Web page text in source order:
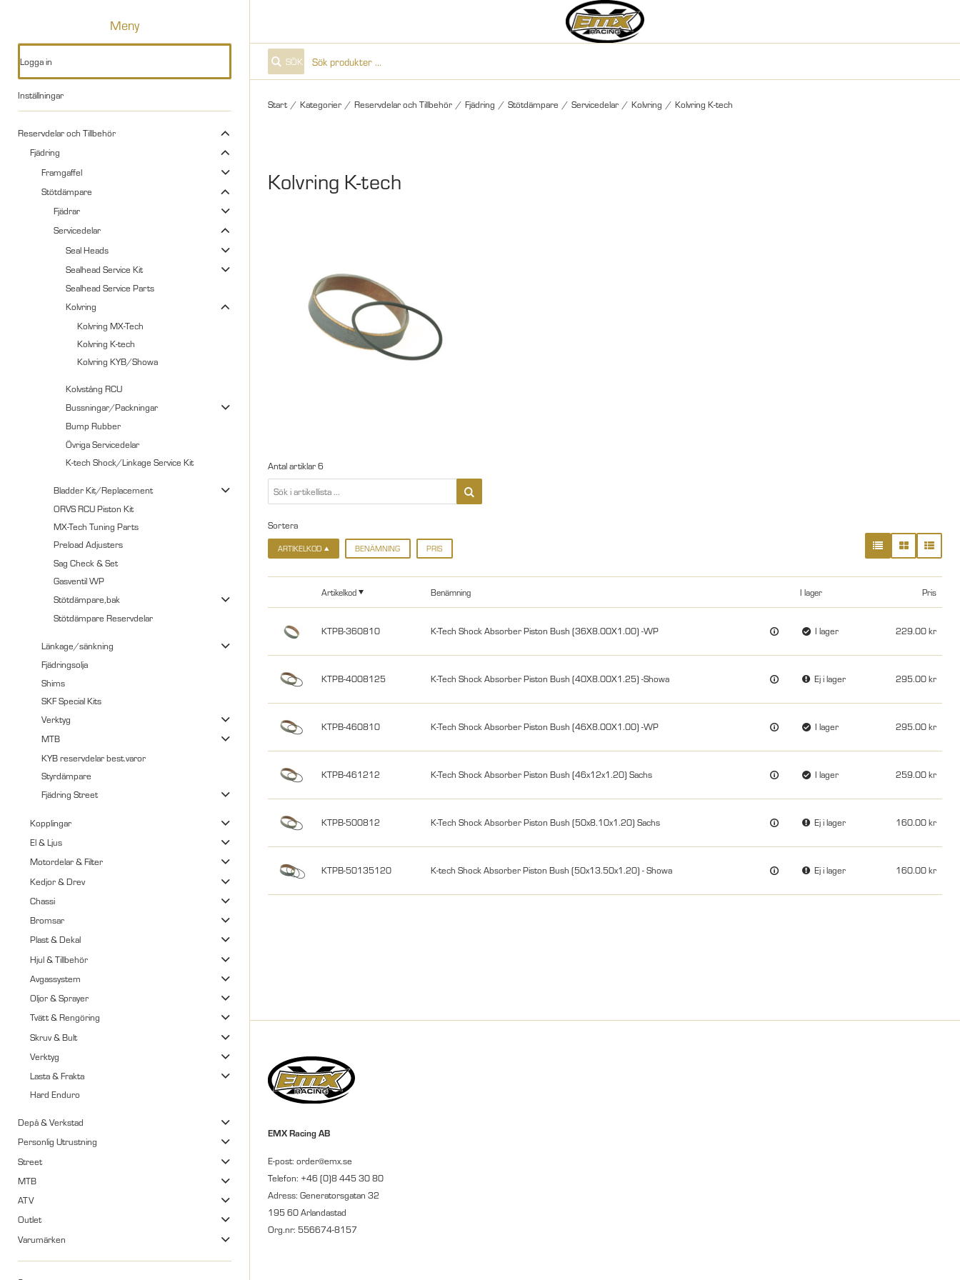
Meny
Logga in
Inställningar
Reservdelar och Tillbehör
Fjädring
Framgaffel
Stötdämpare
Fjädrar
Servicedelar
Seal Heads
Sealhead Service Kit
Sealhead Service Parts
Kolvring
Kolvring MX-Tech
Kolvring K-tech
Kolvring KYB/Showa
Kolvstång RCU
Bussningar/Packningar
Bump Rubber
Övriga Servicedelar
K-tech Shock/Linkage Service Kit
Bladder Kit/Replacement
ORVS RCU Piston Kit
MX-Tech Tuning Parts
Preload Adjusters
Sag Check & Set
Gasventil WP
Stötdämpare,bak
Stötdämpare Reservdelar
Länkage/sänkning
Fjädringsolja
Shims
SKF Special Kits
Verktyg
MTB
KYB reservdelar best.varor
Styrdämpare
Fjädring Street
Kopplingar
El & Ljus
Motordelar & Filter
Kedjor & Drev
Chassi
Bromsar
Plast & Dekal
Hjul & Tillbehör
Avgassystem
Oljor & Sprayer
Tvätt & Rengöring
Skruv & Bult
Verktyg
Lasta & Frakta
Hard Enduro
Depå & Verkstad
Personlig Utrustning
Street
MTB
ATV
Outlet
Varumärken
SÖK
Start / Kategorier / Reservdelar och Tillbehör / Fjädring / Stötdämpare / Servicedelar / Kolvring / Kolvring K-tech
Kolvring K-tech
Antal artiklar6
Sortera
ARTIKELKOD BENÄMNING PRIS
Artikelkod Benämning I lager Pris
KTPB-360810 K-Tech Shock Absorber Piston Bush (36X8.00X1.00) -WP I lager 229.00
KTPB-4008125 K-Tech Shock Absorber Piston Bush (40X8.00X1.25) -Showa Ej i lager 295.00
KTPB-460810 K-Tech Shock Absorber Piston Bush (46X8.00X1.00) -WP I lager 295.00
KTPB-461212 K-Tech Shock Absorber Piston Bush (46x12x1.20) Sachs I lager 259.00
KTPB-500812 K-Tech Shock Absorber Piston Bush (50x8.10x1.20) Sachs Ej i lager 160.00
KTPB-50135120 K-tech Shock Absorber Piston Bush (50x13.50x1.20) - Showa Ej i lager 160.00
EMX Racing AB
E-post: order@emx.se
Telefon: +46 (0)8 445 30 80
Adress: Generatorsgatan 32
195 60 Arlandastad
Org.nr: 556674-8157